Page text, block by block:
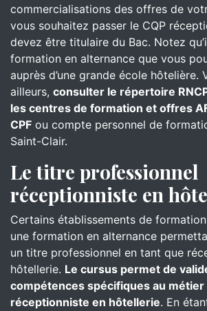
commercialisations des offres de
vous souhaitez passer le CQP
devez être titulaire du Bac. Notez qu’il
formation en alternance que vous
auprès d’une grande école hôtelière.
ailleurs, consulter le répertoire
les centres de formation et offres
CPF ou compte personnel de
Saint-Clair.
Le titre professionnel
réceptionniste en
Certains établissements de
une formation en alternance
un titre professionnel en tant que
hôtellerie. Le cursus permet de
compétences spécifiques au métier
réceptionniste en hôtellerie. En